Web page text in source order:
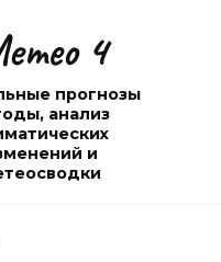
4
прогнозы
анализ
и